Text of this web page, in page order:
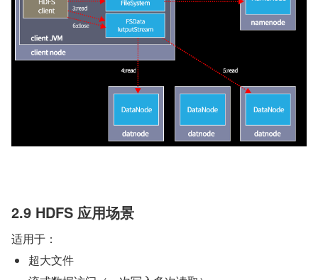
2.9 HDFS 应用场景
适用于：
超大文件